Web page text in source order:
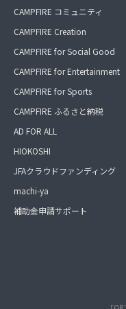
CAMPFIRE コミュニティ
CAMPFIRE Creation
CAMPFIRE for Social Good
CAMPFIRE for Entertainment
CAMPFIRE for Sports
CAMPFIRE ふるさと納税
AD FOR ALL
HIOKOSHI
JFAクラウドファンディング
machi-ya
補助金申請サポート